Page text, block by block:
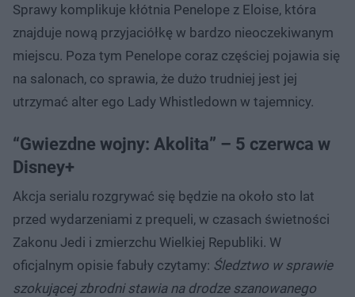
Sprawy komplikuje kłótnia Penelope z Eloise, która
znajduje nową przyjaciółkę w bardzo nieoczekiwanym
miejscu. Poza tym Penelope coraz częściej pojawia się
na salonach, co sprawia, że dużo trudniej jest jej
utrzymać alter ego Lady Whistledown w tajemnicy.
“Gwiezdne wojny: Akolita” – 5 czerwca w
Disney+
Akcja serialu rozgrywać się będzie na około sto lat
przed wydarzeniami z prequeli, w czasach świetności
Zakonu Jedi i zmierzchu Wielkiej Republiki. W
oficjalnym opisie fabuły czytamy: Śledztwo w sprawie
szokującej zbrodni stawia na drodze szanowanego